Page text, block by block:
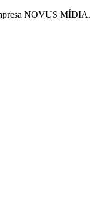
NOVUS MÍDIA.